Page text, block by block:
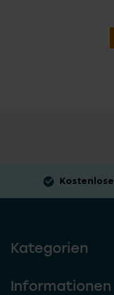
Kategorien
Informationen